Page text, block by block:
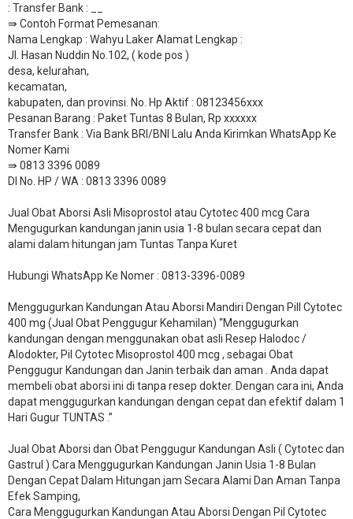
: Transfer Bank : __
​⇛ Contoh Format Pemesanan:
Nama Lengkap : Wahyu Laker Alamat Lengkap :
Jl. Hasan Nuddin No.102, ( kode pos )
desa, kelurahan,
kecamatan,
kabupaten, dan provinsi. No. Hp Aktif : 08123456xxx
Pesanan Barang : Paket Tuntas 8 Bulan, Rp xxxxxx
​Transfer Bank : Via Bank BRI/BNI Lalu Anda Kirimkan WhatsApp Ke
Nomer Kami
⇛ 0813 3396 0089
DI No. HP / WA : 0813 3396 0089
Jual Obat Aborsi Asli Misoprostol atau Cytotec 400 mcg Cara
Mengugurkan kandungan janin usia 1-8 bulan secara cepat dan
alami dalam hitungan jam Tuntas Tanpa Kuret
Hubungi WhatsApp Ke Nomer : 0813-3396-0089​
Menggugurkan Kandungan Atau Aborsi Mandiri Dengan Pill Cytotec
400 mg (Jual Obat Penggugur Kehamilan) “Menggugurkan
kandungan dengan menggunakan obat asli Resep Halodoc /
Alodokter, Pil Cytotec Misoprostol 400 mcg , sebagai Obat
Penggugur Kandungan dan Janin terbaik dan aman . Anda dapat
membeli obat aborsi ini di tanpa resep dokter. Dengan cara ini, Anda
dapat menggugurkan kandungan dengan cepat dan efektif dalam 1
Hari Gugur TUNTAS .”
Jual Obat Aborsi dan Obat Penggugur Kandungan Asli ( Cytotec dan
Gastrul ) Cara Menggugurkan Kandungan Janin Usia 1-8 Bulan
Dengan Cepat Dalam Hitungan jam Secara Alami Dan Aman Tanpa
Efek Samping,
Cara Menggugurkan Kandungan Atau Aborsi Dengan Pil Cytotec